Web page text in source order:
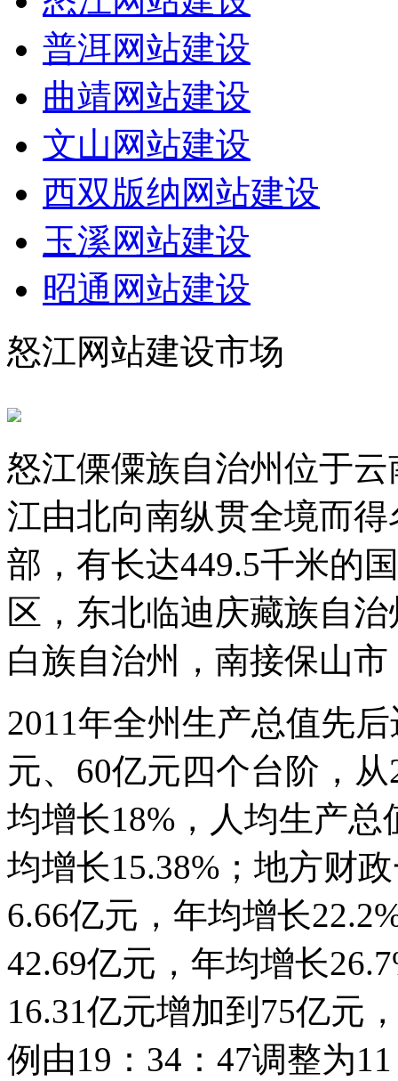
普洱网站建设
曲靖网站建设
文山网站建设
西双版纳网站建设
玉溪网站建设
昭通网站建设
怒江网站建设市场
怒江傈僳族自治州位于
江由北向南纵贯全境而
部，有长达449.5千米的
区，东北临迪庆藏族自
白族自治州，南接保山
2011年全州生产总值先
元、60亿元四个台阶，
均增长18%，人均生产总
均增长15.38%；地方财
6.66亿元，年均增长
42.69亿元，年均增长
16.31亿元增加到75亿元
例由19：34：47调整为